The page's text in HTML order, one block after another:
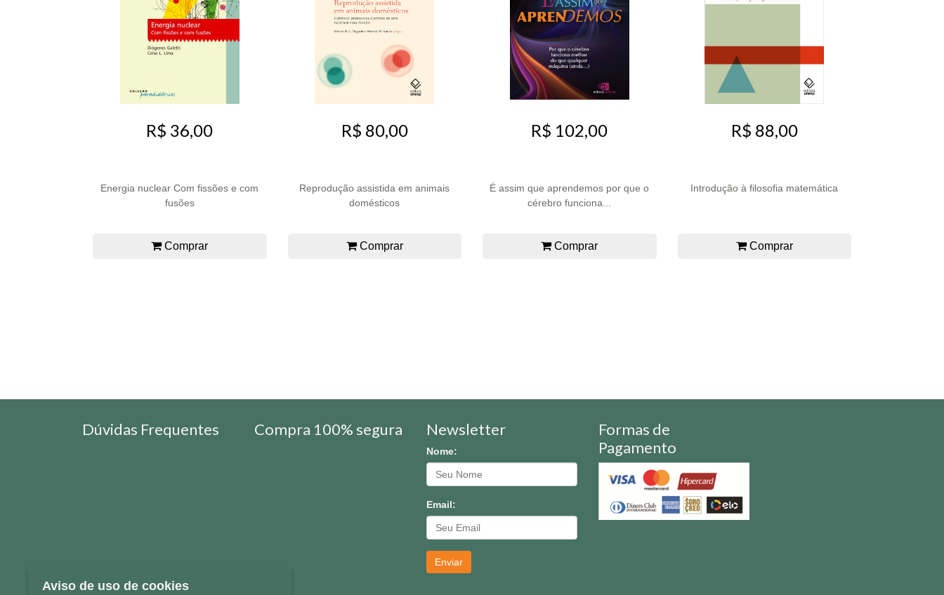
R$ 36,00
Energia nuclear Com fissões e com
fusões
Comprar
R$ 80,00
Reprodução assistida em animais
domésticos
Comprar
R$ 102,00
É assim que aprendemos por que o
cérebro funciona...
Comprar
R$ 88,00
Introdução à filosofia matemática
Comprar
Dúvidas Frequentes Compra 100% segura Newsletter
Nome:
Email:
Enviar
Formas de
Pagamento
Aviso de uso de cookies